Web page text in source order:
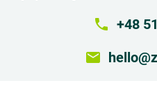
local_phone +48
email